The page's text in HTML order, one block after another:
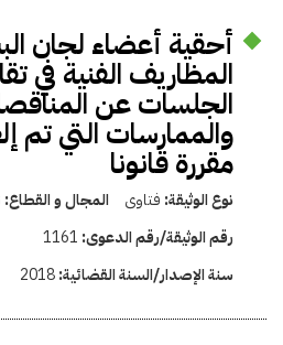
أحقية أعضاء لجان
المظاريف الفنية
الجلسات عن
والممارسات التي تم
مقررة قانونا
نوع الوثيقة: فتاوى المجال و القطاع:
رقم الوثيقة/رقم الدعوى: 1161
سنة الإصدار/السنة القضائية:2018